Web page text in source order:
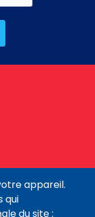
appareil.
qui
du site :